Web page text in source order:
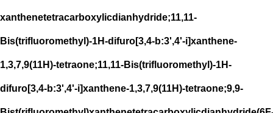
xanthenetetracarboxylicdianhydride;11,11-
Bis(trifluoromethyl)-1H-difuro[3,4-b:3',4'-i]xanthene-
1,3,7,9(11H)-tetraone;11,11-Bis(trifluoromethyl)-1H-
difuro[3,4-b:3',4'-i]xanthene-1,3,7,9(11H)-tetraone;9,9-